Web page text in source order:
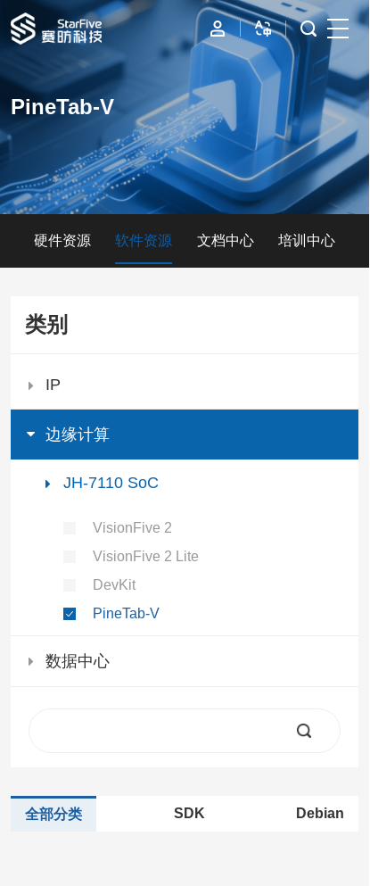
首页
IP
边缘计算
数据中心
资源与支持
PineTab-V
硬件资源 软件资源 文档中心 培训中心
类别
IP
边缘计算
JH-7110 SoC
VisionFive 2
VisionFive 2 Lite
DevKit
PineTab-V
数据中心
全部分类 SDK Debian